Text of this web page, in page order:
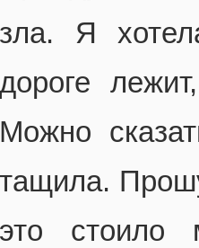
зла. Я
дороге
Можно
тащила.
это стоило